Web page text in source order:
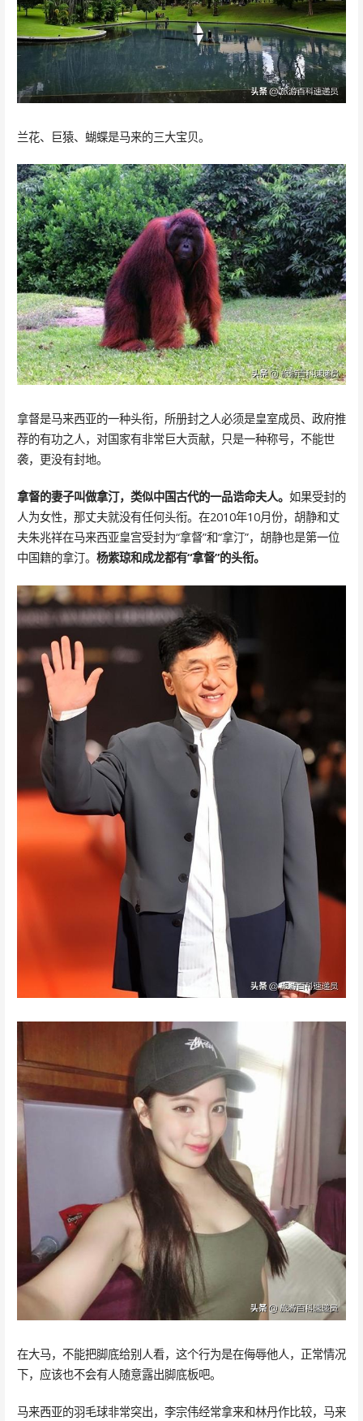
兰花、巨猿、蝴蝶是马来的三大宝贝。
拿督是马来西亚的一种头衔，所册封之人必须是皇室成员、政府推
荐的有功之人，对国家有非常巨大贡献，只是一种称号，不能世
袭，更没有封地。
拿督的妻子叫做拿汀，类似中国古代的一品诰命夫人。 如果受封的
人为女性，那丈夫就没有任何头衔。在2010年10月份，胡静和丈
夫朱兆祥在马来西亚皇宫受封为“拿督”和“拿汀”，胡静也是第一位
中国籍的拿汀。 杨紫琼和成龙都有“拿督”的头衔。
在大马，不能把脚底给别人看，这个行为是在侮辱他人，正常情况
下，应该也不会有人随意露出脚底板吧。
马来西亚的羽毛球非常突出，李宗伟经常拿来和林丹作比较，马来